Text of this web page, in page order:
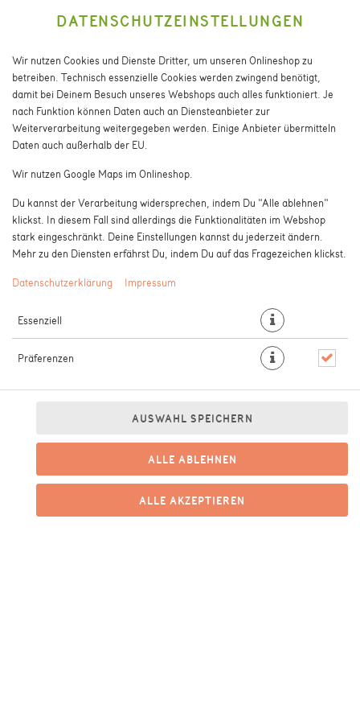
DATENSCHUTZEINSTELLUNGEN
Wir nutzen Cookies und Dienste Dritter, um unseren Onlineshop zu
betreiben. Technisch essenzielle Cookies werden zwingend benötigt,
damit bei Deinem Besuch unseres Webshops auch alles funktioniert. Je
nach Funktion können Daten auch an Diensteanbieter zur
Weiterverarbeitung weitergegeben werden. Einige Anbieter übermitteln
Daten auch außerhalb der EU.
Wir nutzen Google Maps im Onlineshop.
Du kannst der Verarbeitung widersprechen, indem Du "Alle ablehnen"
klickst. In diesem Fall sind allerdings die Funktionalitäten im Webshop
stark eingeschränkt. Deine Einstellungen kannst du jederzeit ändern.
Mehr zu den Diensten erfährst Du, indem Du auf das Fragezeichen klickst.
Datenschutzerklärung
Impressum
Essenziell
Präferenzen
AUSWAHL SPEICHERN
ALLE ABLEHNEN
ALLE AKZEPTIEREN
PIZZA SALSICCIA PICCANTE
mit Salsiccia (würzige, italienische Wurst), scharfer Peperoni,
Paprika, Tomaten, Rucola und Mozzarella
13,90 € *